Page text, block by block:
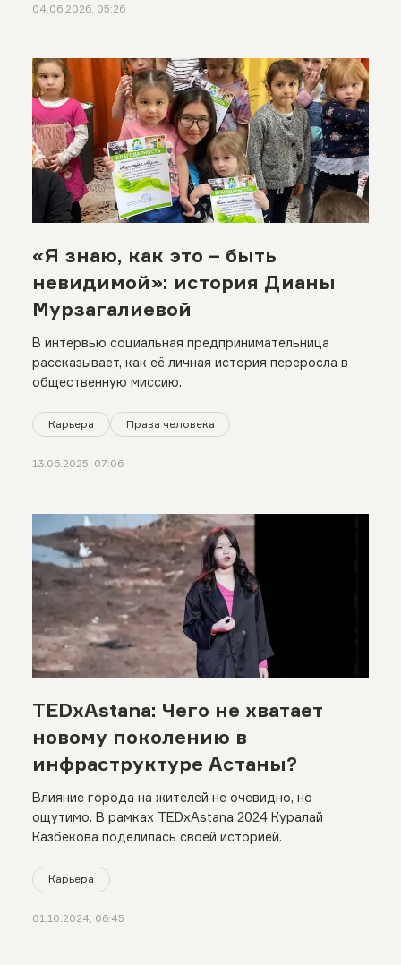
04.06.2026, 05:26
«Я знаю, как это – быть
невидимой»: история Дианы
Мурзагалиевой
В интервью социальная предпринимательница
рассказывает, как её личная история переросла в
общественную миссию.
Карьера Права человека
13.06.2025, 07:06
TEDxAstana: Чего не хватает
новому поколению в
инфраструктуре Астаны?
Влияние города на жителей не очевидно, но
ощутимо. В рамках TEDxAstana 2024 Куралай
Казбекова поделилась своей историей.
Карьера
01.10.2024, 06:45